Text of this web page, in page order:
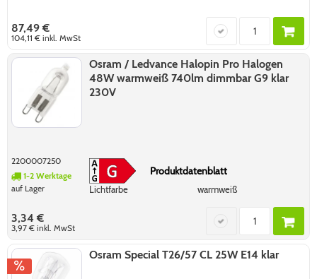
87,49 €
104,11 €inkl. MwSt
Osram / Ledvance Halopin Pro Halogen
48W warmweiß 740lm dimmbar G9 klar
230V
2200007250
1-2 Werktage
auf Lager
Produktdatenblatt
Lichtfarbe warmweiß
3,34 €
3,97 €inkl. MwSt
Osram Special T26/57 CL 25W E14 klar